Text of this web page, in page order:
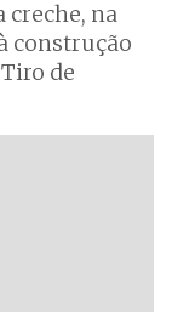
na
construção
de